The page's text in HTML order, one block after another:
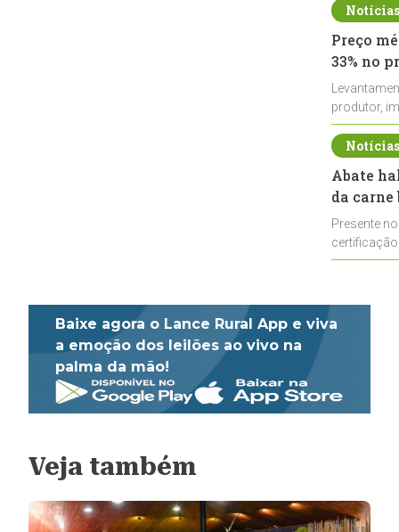
Preço
33% no
produtor,
de leite cru
Abate
da
Presente
Baixe agora o Lance Rural App e viva
a emoção dos leilões ao vivo na
palma da mão!
Veja também